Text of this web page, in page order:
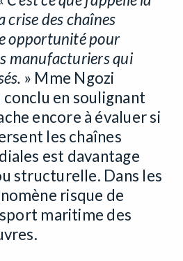
crise des chaînes
opportunité pour
manufacturiers qui
» Mme Ngozi
en soulignant
encore à évaluer si
les chaînes
est davantage
structurelle. Dans les
risque de
maritime des